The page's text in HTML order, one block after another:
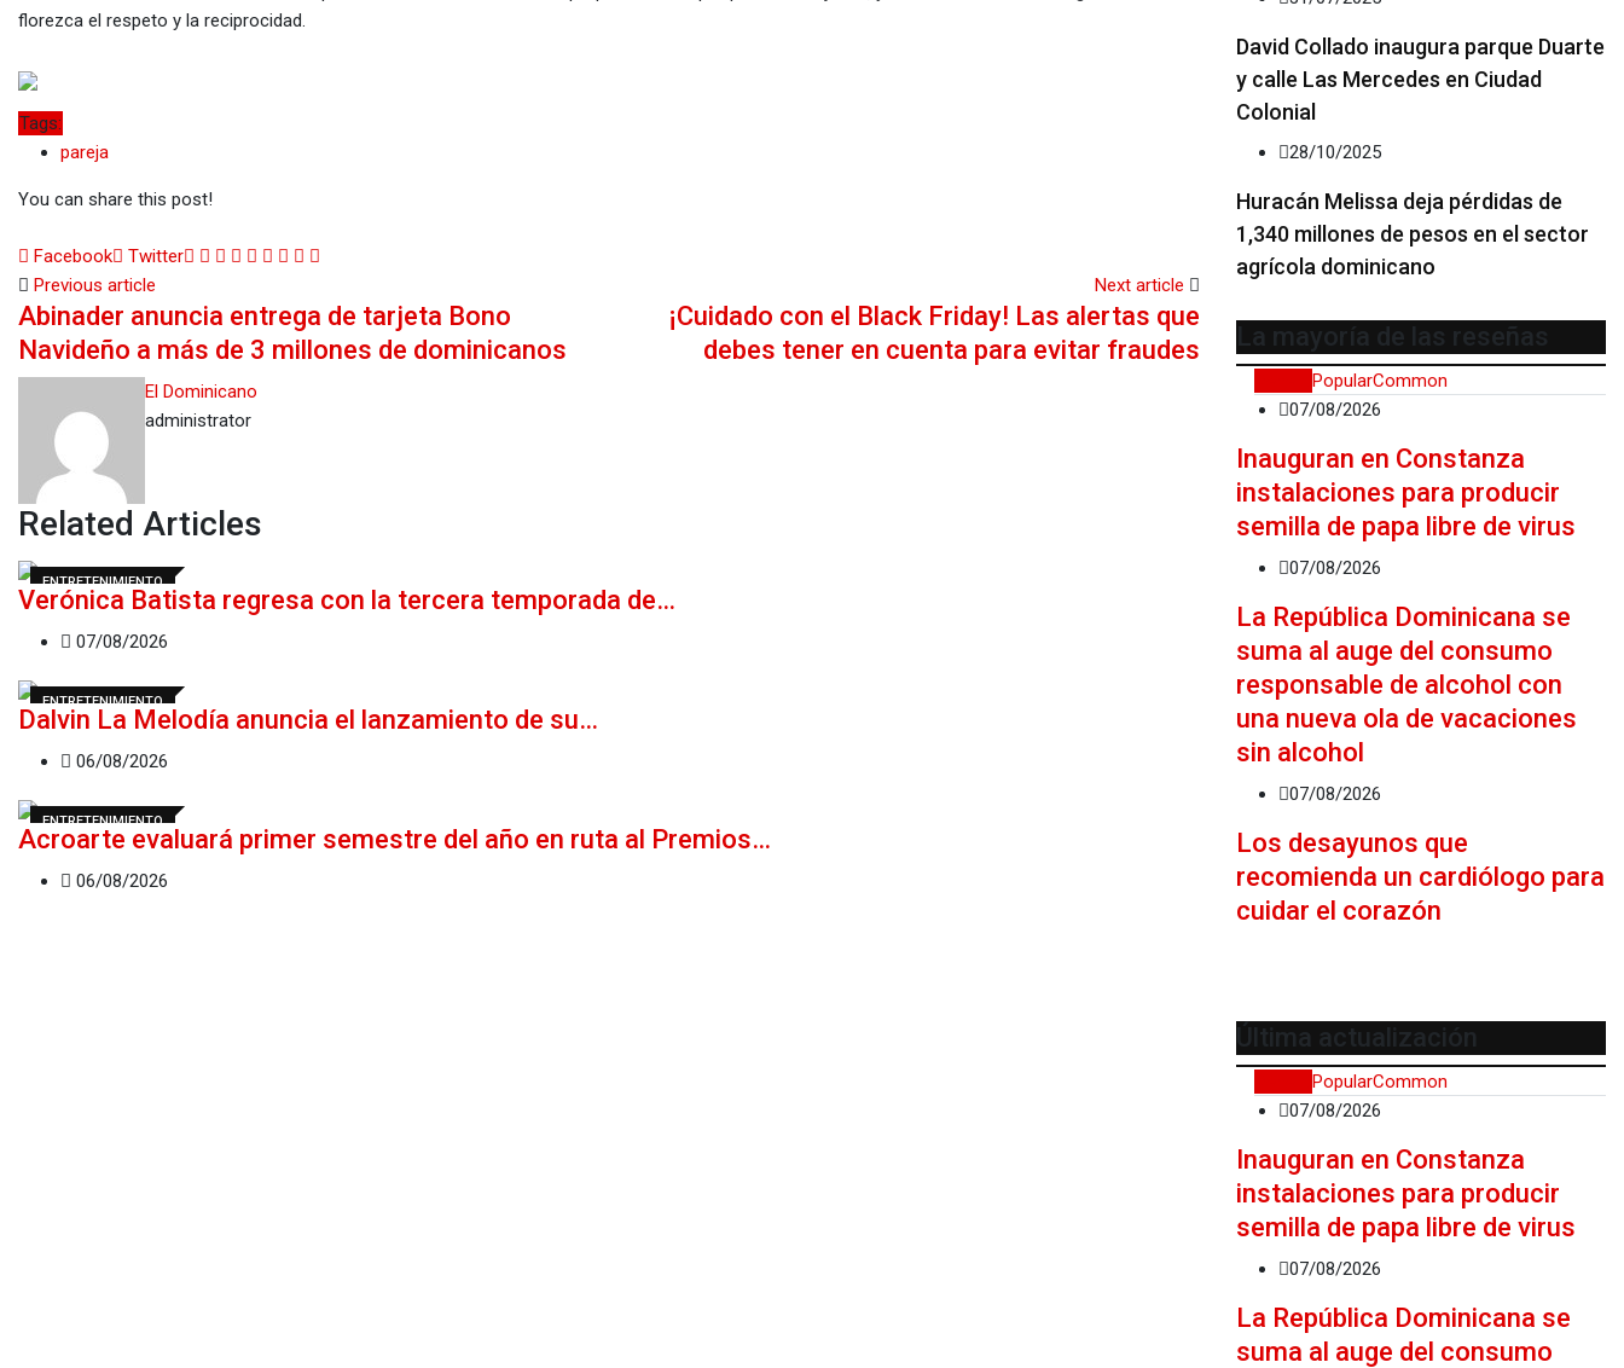
florezca el respeto y la reciprocidad.
Tags:
pareja
You can share this post!
Facebook Twitter Google+
LinkedIn
Whatsapp
StumbleUpon
Tumblr
Pinterest
Reddit
Share
Email
Previous article
Abinader anuncia entrega de tarjeta Bono
Navideño a más de 3 millones de dominicanos
Next article
¡Cuidado con el Black Friday! Las alertas que
debes tener en cuenta para evitar fraudes
El Dominicano
administrator
Related Articles
ENTRETENIMIENTO
Verónica Batista regresa con la tercera temporada de…
07/08/2026
ENTRETENIMIENTO
Dalvin La Melodía anuncia el lanzamiento de su…
06/08/2026
ENTRETENIMIENTO
Acroarte evaluará primer semestre del año en ruta al Premios…
06/08/2026
David Collado inaugura parque Duarte
y calle Las Mercedes en Ciudad
Colonial
28/10/2025
Huracán Melissa deja pérdidas de
1,340 millones de pesos en el sector
agrícola dominicano
La mayoría de las reseñas
PopularCommon
07/08/2026
Inauguran en Constanza
instalaciones para producir
semilla de papa libre de virus
07/08/2026
La República Dominicana se
suma al auge del consumo
responsable de alcohol con
una nueva ola de vacaciones
sin alcohol
07/08/2026
Los desayunos que
recomienda un cardiólogo para
cuidar el corazón
Última actualización
PopularCommon
07/08/2026
Inauguran en Constanza
instalaciones para producir
semilla de papa libre de virus
07/08/2026
La República Dominicana se
suma al auge del consumo